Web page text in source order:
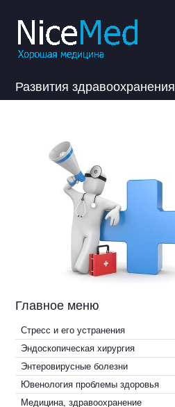
Развития здравоохранения
Главное меню
Стресс и его устранения
Эндоскопическая хирургия
Энтеровирусные болезни
Ювенология проблемы здоровья
Медицина, здравоохранение